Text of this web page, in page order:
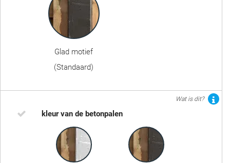
Glad motief
(Standaard)
Wat is dit?
kleur van de betonpalen